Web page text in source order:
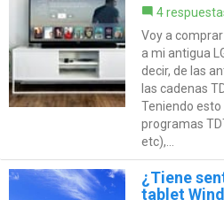
4
Voy a
a mi antigua
decir, de las
las cadenas
Teniendo esto
programas
etc),...
¿Tiene
tablet